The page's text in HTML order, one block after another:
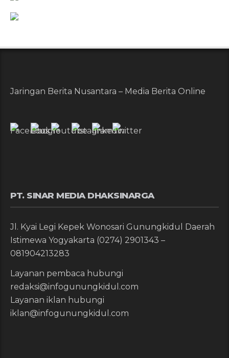
Jaringan Berita Nusantara – Media Berita Online
PT. SINAR MEDIA DHAKSINARGA
Jl. Kyai Legi Kepek Wonosari Gunungkidul Daerah
Istimewa Yogyakarta (0274) 2901343 –
081904213283
Layanan pembaca hubungi
redaksi@infogunungkidul.com
Layanan iklan hubungi
iklan@infogunungkidul.com